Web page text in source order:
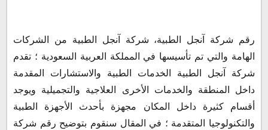
رقم خدمة عملاء شركة آنجل الطبية
رقم واتساب شركة آنجل الطبية
رقم شركة آنجل الطبية الرقم الموحد
رقم شركة آنجل الطبية، شركة آنجل الطبية من الشركات
الهامة والتي تم تأسيسها في المملكة العربية السعودية ؛ تقدم
شركة آنجل الطبية الخدمات الطبية والاستشارات المقدمة
داخل المنطقة والخدمات الأخرى العلاجية والتجميلية ويوجد
أقسام كثيرة داخل المكان مجهزة بأحدث الأجهزة الطبية
والتكنولوجيا المتقدمة ؛ في المقال سنقوم بتوضيح رقم شركة